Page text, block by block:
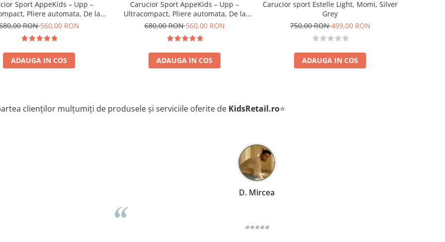
Sport AppeKids – Upp –
Pliere automata, De la
la 22kg - Bubble Beige
RON560,00 RON
ADAUGA IN COS
Carucior Sport AppeKids – Upp –
Ultracompact, Pliere automata, De la
nastere la 22kg - Jet Black
680,00 RON560,00 RON
ADAUGA IN COS
Carucior sport Estelle Light, Momi, Silver
Grey
750,00 RON499,00 RON
ADAUGA IN COS
clienților mulțumiți de produsele și serviciile oferite de KidsRetail.ro⭐
C. Miruna
⭐⭐⭐⭐⭐